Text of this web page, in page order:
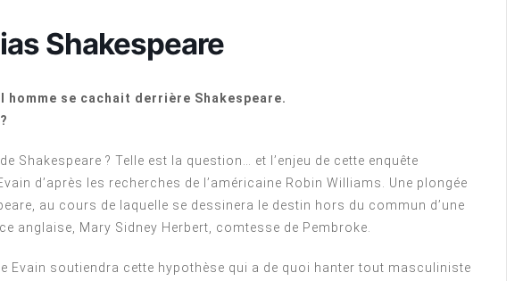
Shakespeare
homme se cachait derrière Shakespeare.
Shakespeare ? Telle est la question… et l’enjeu de cette enquête
d’après les recherches de l’américaine Robin Williams. Une plongée
au cours de laquelle se dessinera le destin hors du commun d’une
anglaise, Mary Sidney Herbert, comtesse de Pembroke.
Evain soutiendra cette hypothèse qui a de quoi hanter tout masculiniste